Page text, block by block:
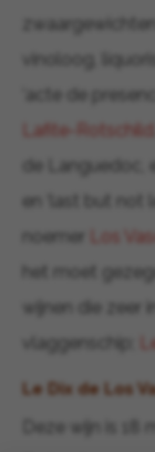
vinoloog,
‘acte de
Lafite-Rotschild
de
en ‘last but not
noemer
Los
het moet
wijnen die zeer
vlaggenschip;
Le Dix de Los
Deze wijn is 18